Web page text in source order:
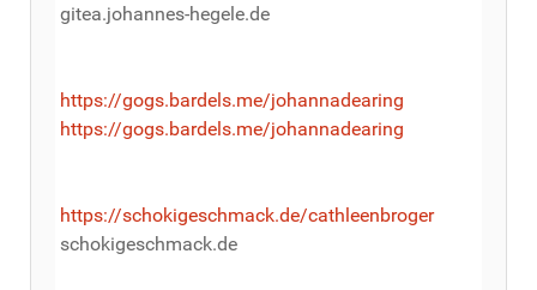
gitea.johannes-hegele.de
https://gogs.bardels.me/johannadearing
https://gogs.bardels.me/johannadearing
https://schokigeschmack.de/cathleenbroger
schokigeschmack.de